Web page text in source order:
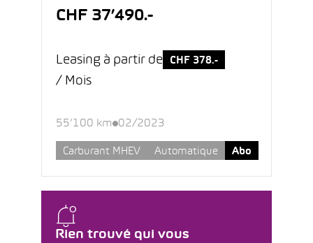
Rien trouvé qui vous
CHF 37’490.-
Leasing à partir de CHF 378.-
/ Mois
55’100 km 02/2023
Carburant MHEV Automatique Abo